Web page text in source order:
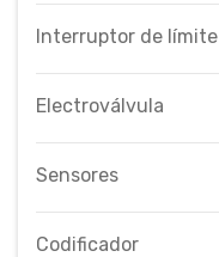
Interruptor de límite
Electroválvula
Sensores
Codificador